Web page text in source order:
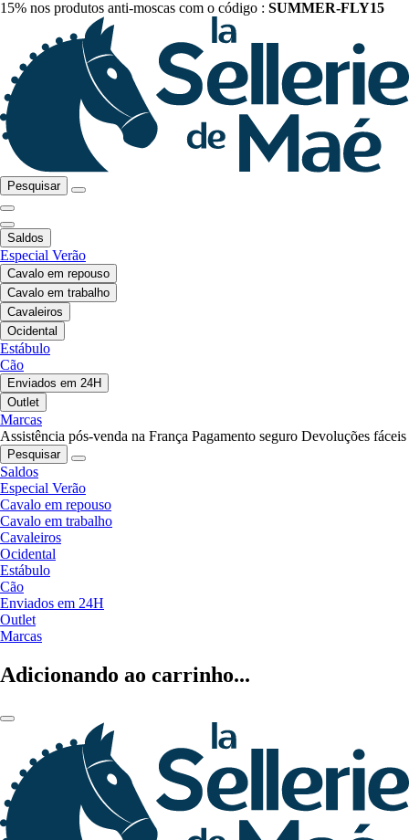
15% nos produtos anti-moscas com o código : SUMMER-FLY15
Pesquisar
Saldos
Especial Verão
Cavalo em repouso
Cavalo em trabalho
Cavaleiros
Ocidental
Estábulo
Cão
Enviados em 24H
Outlet
Marcas
Assistência pós-venda na França Pagamento seguro Devoluções fáceis
Pesquisar
Saldos
Especial Verão
Cavalo em repouso
Cavalo em trabalho
Cavaleiros
Ocidental
Estábulo
Cão
Enviados em 24H
Outlet
Marcas
Adicionando ao carrinho...